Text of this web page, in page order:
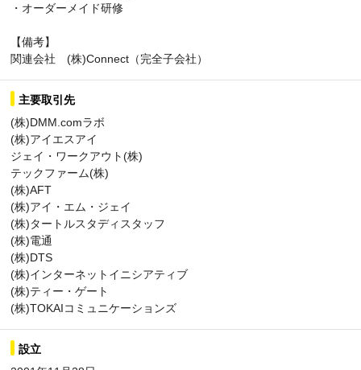
・オーダーメイド研修
【備考】
関連会社 (株)Connect（完全子会社）
主要取引先
(株)DMM.comラボ
(株)アイエスアイ
ジェイ・ワークアウト(株)
テックファーム(株)
(株)AFT
(株)アイ・エム・ジェイ
(株)タートルスタディスタッフ
(株)電通
(株)DTS
(株)インターネットイニシアティブ
(株)ティー・ゲート
(株)TOKAIコミュニケーションズ
設立